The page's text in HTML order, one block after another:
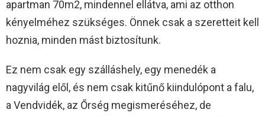
apartman 70m2, mindennel ellátva, ami az otthon
kényelméhez szükséges. Önnek csak a szeretteit kell
hoznia, minden mást biztosítunk.
Ez nem csak egy szálláshely, egy menedék a
nagyvilág elől, és nem csak kitűnő kiindulópont a falu,
a Vendvidék, az Őrség megismeréséhez, de